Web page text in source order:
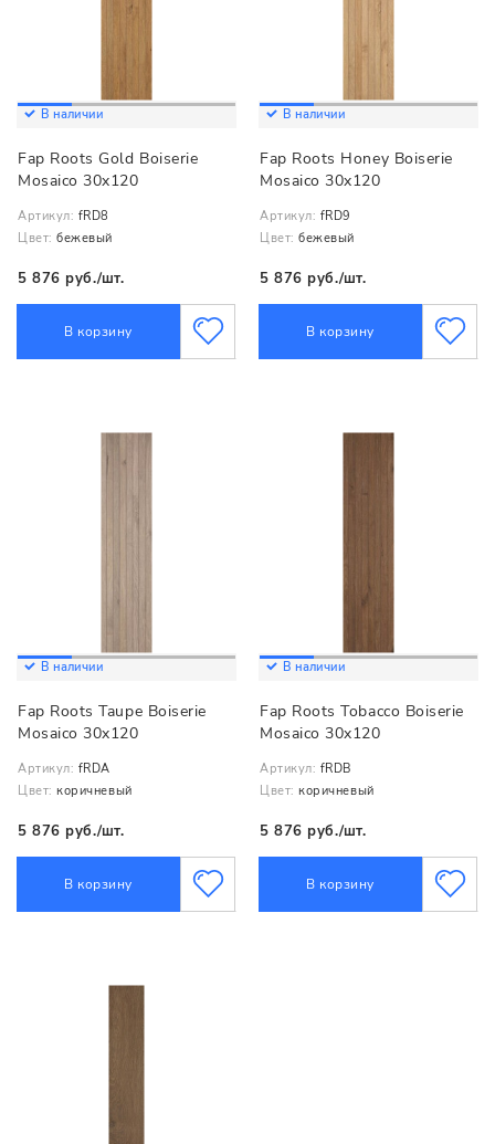
В наличии
Fap Roots Gold Boiserie
Mosaico 30x120
Артикул: fRD8
Цвет: бежевый
5 876 руб./шт.
В корзину
В наличии
Fap Roots Honey Boiserie
Mosaico 30x120
Артикул: fRD9
Цвет: бежевый
5 876 руб./шт.
В корзину
В наличии
Fap Roots Taupe Boiserie
Mosaico 30x120
Артикул: fRDA
Цвет: коричневый
5 876 руб./шт.
В корзину
В наличии
Fap Roots Tobacco Boiserie
Mosaico 30x120
Артикул: fRDB
Цвет: коричневый
5 876 руб./шт.
В корзину